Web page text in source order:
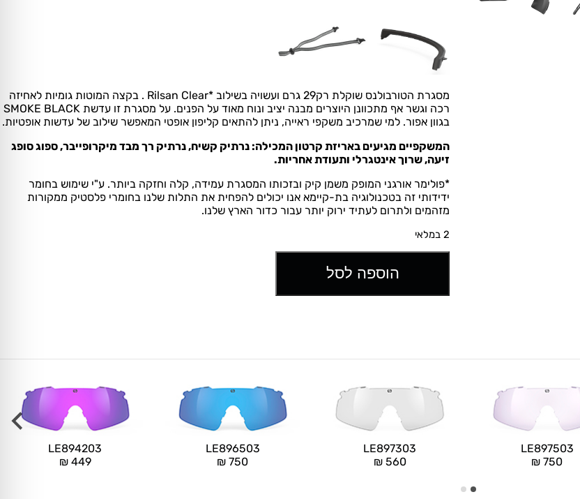
מסגרת הטורבולנס שוקלת רק29 גרם ועשויה בשילוב *
Rilsan Clear . בקצה המוטות גומיות לאחיזה
רכה וגשר אף מתכוונן היוצרים מבנה יציב ונוח מאוד על הפנים.
על מסגרת זו עדשת SMOKE BLACK
בגוון אפור. למי שמרכיב משקפי ראייה, ניתן להתאים קליפון אופטי המאפשר שילוב של עדשות אופטיות.
המשקפיים מגיעים באריזת קרטון המכילה: נרתיק קשיח, נרתיק רך מבד מיקרופייבר, ספוג סופג
זיעה, שרוך אינטגרלי ותעודת אחריות.
*פולימר אורגני המופק משמן קיק ובזכותו המסגרת עמידה, קלה וחזקה ביותר. ע"י שימוש בחומר
ידידותי זה בטכנולוגיה בת-קיימא אנו יכולים להפחית את התלות שלנו בחומרי פלסטיק ממקורות
מזהמים ולתרום לעתיד ירוק יותר עבור כדור הארץ שלנו.
2 במלאי
הוספה לסל
LE897503
₪ 750
LE897303
₪560
LE896503
₪ 750
LE894203
₪449